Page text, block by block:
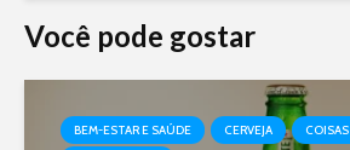
Você pode gostar
BEM-ESTAR E SAÚDE CERVEJA
COISAS